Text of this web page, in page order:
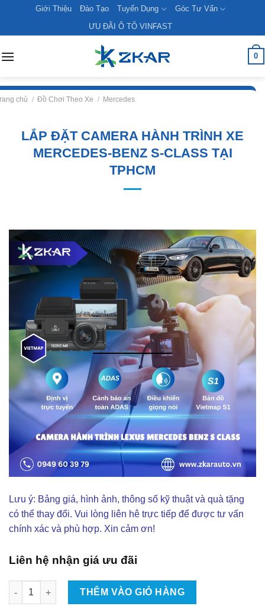
content
Giới Thiệu Đào Tạo Tuyển Dụng
Góc Tư Vấn
ƯU ĐÃI Ô TÔ VINFAST
0
chủ / Đồ Chơi Theo Xe / Mercedes
LẮP ĐẶT CAMERA HÀNH TRÌNH XE
MERCEDES-BENZ S-CLASS TẠI
TPHCM
Lưu ý: Bảng giá, hình ảnh, thông số kỹ thuật và quà tặng
có thể thay đổi. Vui lòng liên hê trực tiếp để được tư vấn
chính xác và phù hợp. Xin cảm ơn!
Liên hệ nhận giá ưu đãi
Lắp Đặt Camera Hành Trình Xe Mercedes-Benz S-Class Tại
THÊM VÀO GIỎ HÀNG